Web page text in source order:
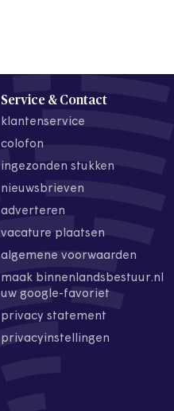
Service & Contact
klantenservice
colofon
ingezonden stukken
nieuwsbrieven
adverteren
vacature plaatsen
algemene voorwaarden
maak binnenlandsbestuur.nl
uw google-favoriet
privacy statement
privacyinstellingen